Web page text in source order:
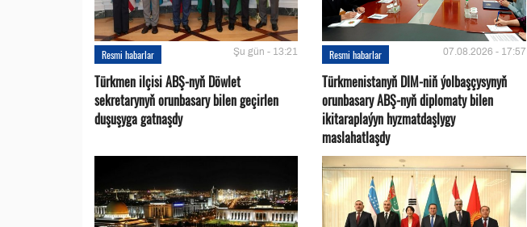
Resmi habarlar Şu gün - 13:21
Türkmen ilçisi ABŞ-nyň Döwlet
sekretarynyň orunbasary bilen geçirlen
duşuşyga gatnaşdy
Resmi habarlar 07.08.2026 - 17:57
Türkmenistanyň DIM-niň ýolbaşçysynyň
orunbasary ABŞ-nyň diplomaty bilen
ikitaraplaýyn hyzmatdaşlygy
maslahatlaşdy